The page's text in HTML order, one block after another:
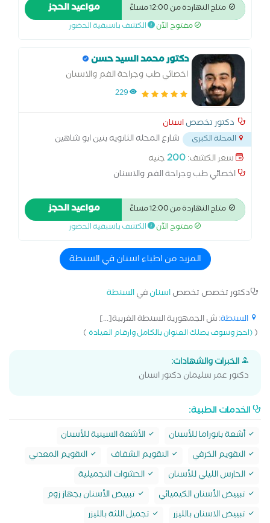
متاح النهاردة من 12:00 مساءً مواعيد الحجز
مفتوح الآن الكشف باسبقية الحضور
دكتور محمد السيد حسن
اخصائي طب وجراحة الفم والاسنان
229
دكتور تخصصاسنان
المحلة الكبرى
شارع المحله الثانويه بنين ابو شاهين
المحله الكبري...
سعر الكشف:200جنيه
اخصائي طب وجراحة الفم والاسنان
متاح النهاردة من 12:00 مساءً مواعيد الحجز
مفتوح الآن الكشف باسبقية الحضور
المزيد من اطباء اسنان في السنطة
دكتور تخصص تخصصاسنانفيالسنطة
السنطة: ش الجمهورية السنطة الغربية[...]
((احجز وسوف يصلك العنوان بالكامل وارقام العيادة)
الخبرات والشهادات:
دكتور عمر سليمان دكتور اسنان
الخدمات الطبية:
أشعة بانوراما للأسنان
الأشعة السينية للأسنان
التقويم الخزفي
التقويم الشفاف
التقويم المعدني
الحارس الليلي للأسنان
الحشوات التجميلية
تبييض الأسنان الكيميائي
تبييض الأسنان بجهاز زوم
تبييض الاسنان بالليزر
تجميل اللثة بالليزر